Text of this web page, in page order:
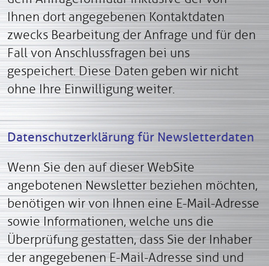
Ihnen dort angegebenen Kontaktdaten
zwecks Bearbeitung der Anfrage und für den
Fall von Anschlussfragen bei uns
gespeichert. Diese Daten geben wir nicht
ohne Ihre Einwilligung weiter.
Datenschutzerklärung für Newsletterdaten
Wenn Sie den auf dieser WebSite
angebotenen Newsletter beziehen möchten,
benötigen wir von Ihnen eine E-Mail-Adresse
sowie Informationen, welche uns die
Überprüfung gestatten, dass Sie der Inhaber
der angegebenen E-Mail-Adresse sind und